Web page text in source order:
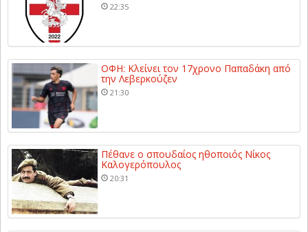
22:35
ΟΦΗ: Κλείνει τον 17χρονο Παπαδάκη από
την Λεβερκούζεν
21:30
Πέθανε ο σπουδαίος ηθοποιός Νίκος
Καλογερόπουλος
20:31